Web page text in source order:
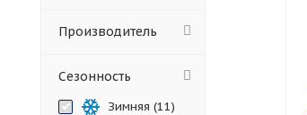
Производитель
Сезонность
Зимняя (11)